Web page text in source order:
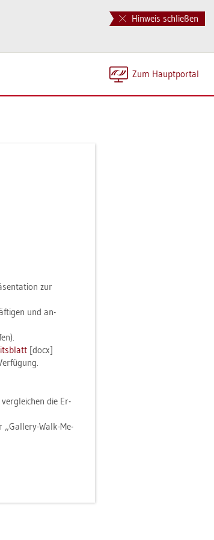
Hinweis schließen
Zum Haupt­por­tal
zur
und an­
[docx]
die Er­
„Gal­le­ry-Walk-Me­